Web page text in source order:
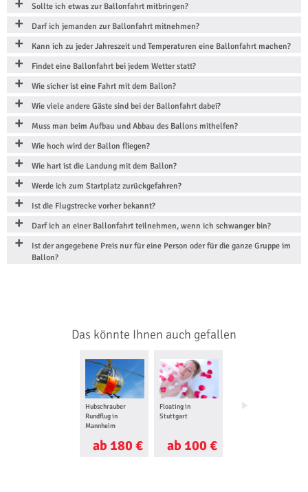
Sollte ich etwas zur Ballonfahrt mitbringen?
Darf ich jemanden zur Ballonfahrt mitnehmen?
Kann ich zu jeder Jahreszeit und Temperaturen eine Ballonfahrt machen?
Findet eine Ballonfahrt bei jedem Wetter statt?
Wie sicher ist eine Fahrt mit dem Ballon?
Wie viele andere Gäste sind bei der Ballonfahrt dabei?
Muss man beim Aufbau und Abbau des Ballons mithelfen?
Wie hoch wird der Ballon fliegen?
Wie hart ist die Landung mit dem Ballon?
Werde ich zum Startplatz zurückgefahren?
Ist die Flugstrecke vorher bekannt?
Darf ich an einer Ballonfahrt teilnehmen, wenn ich schwanger bin?
Ist der angegebene Preis nur für eine Person oder für die ganze Gruppe im
Ballon?
Das könnte Ihnen auch gefallen
Hubschrauber
Rundflug in
Mannheim
ab 180 €
Floating in
Stuttgart
ab 100 €
Tragschrauber